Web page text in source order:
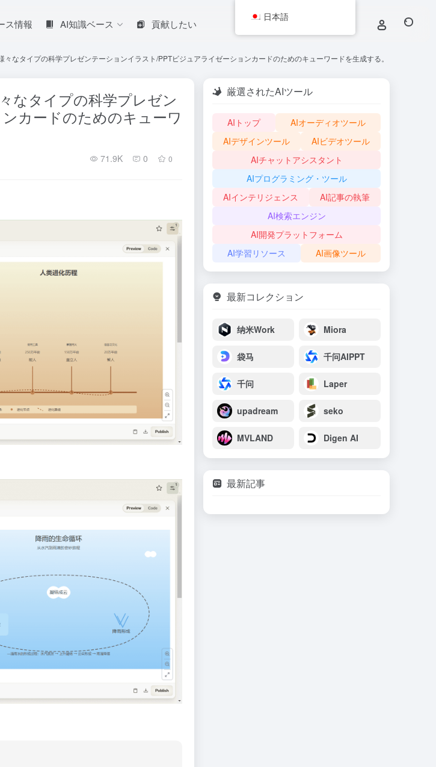
ス情報 AI知識ベース 貢献したい
なタイプの科学プレゼンテーションイラスト/PPTビジュアライゼーションカードのためのキューワードを生成する。
なタイプの科学プレゼン
カードのためのキューワ
71.9K 0 0
厳選されたAIツール
AIトップ
AIオーディオツール
AIデザインツール
AIビデオツール
AIチャットアシスタント
AIプログラミング・ツール
AIインテリジェンス
AI記事の執筆
AI検索エンジン
AI開発プラットフォーム
AI学習リソース
AI画像ツール
最新コレクション
纳米Work Miora
袋马 千问AIPPT
千问 Laper
upadream seko
MVLAND Digen AI
最新記事
日本語